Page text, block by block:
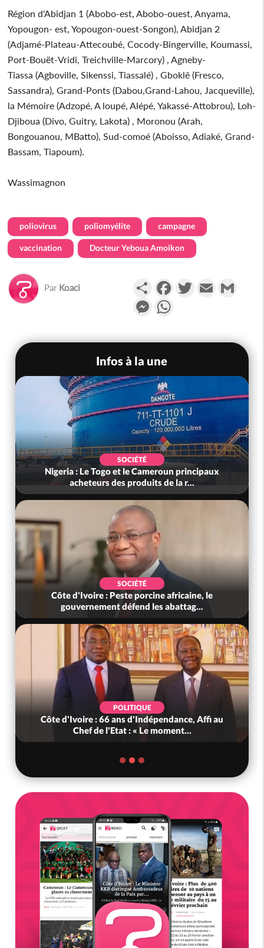
Région d'Abidjan 1 (Abobo-est, Abobo-ouest, Anyama,
Yopougon- est, Yopougon-ouest-Songon), Abidjan 2
(Adjamé-Plateau-Attecoubé, Cocody-Bingerville, Koumassi,
Port-Bouët-Vridi, Treichville-Marcory) , Agneby-
Tiassa (Agboville, Sikenssi, Tiassalé) , Gboklê (Fresco,
Sassandra), Grand-Ponts (Dabou,Grand-Lahou, Jacqueville),
la Mémoire (Adzopé, A loupé, Alépé, Yakassé-Attobrou), Loh-
Djiboua (Divo, Guitry, Lakota) , Moronou (Arah,
Bongouanou, MBatto), Sud-comoé (Aboisso, Adiaké, Grand-
Bassam, Tiapoum).
Wassimagnon
poliovirus poliomyélite campagne
vaccination Docteur Yeboua Amoikon
Par Koaci PartagerFacebookTwitterEmail
Messenger
Infos à la une
SOCIÉTÉ
Côte d'Ivoire : Préparatifs de la Rentrée
Scolaire 2026-2027, les responsab...
POLITIQUE
Mali : Les FAMa accueillent 254 anciens
combattants issus de groupes armés
POLITIQUE
Côte d'Ivoire : PDCI, l'ancienneté de Thiam au
Bureau Politique contestée,...